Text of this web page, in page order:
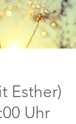
Esther)
Uhr